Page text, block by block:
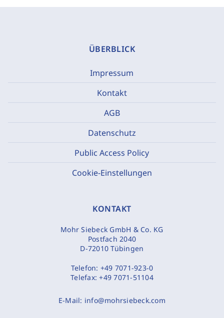
ÜBERBLICK
Impressum
Kontakt
AGB
Datenschutz
Public Access Policy
Cookie-Einstellungen
KONTAKT
Mohr Siebeck GmbH & Co. KG
Postfach 2040
D-72010 Tübingen
Telefon: +49 7071-923-0
Telefax:+49 7071-51104
E-Mail: info@mohrsiebeck.com